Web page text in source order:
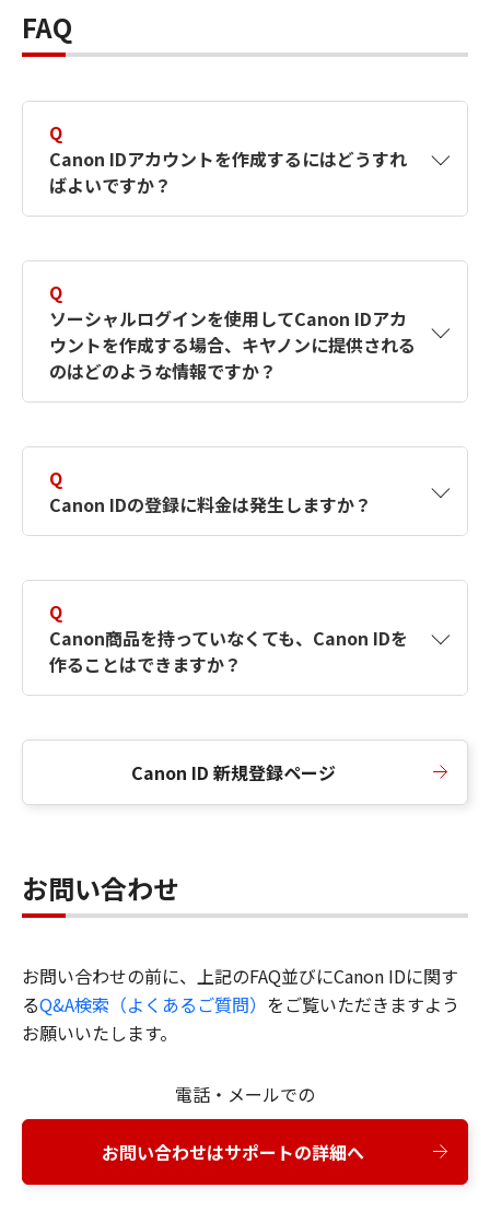
FAQ
Q
Canon IDアカウントを作成するにはどうすれ
ばよいですか？
す。詳しい作成方法は【カメラ】Canon IDとは
何ですか？Canon IDの作成方法は？をご確認く
ださい。
Q
ソーシャルログインを使用してCanon IDアカ
ウントを作成する場合、キヤノンに提供される
のはどのような情報ですか？
択したサービスから取得します。アカウントを
簡単に作成できるように、この情報を使用して
Canon IDの登録フォームを入力します。
Q
Canon IDの登録に料金は発生しますか？
Q
Canon商品を持っていなくても、Canon IDを
作ることはできますか？
Canon ID 新規登録ページ
お問い合わせ
お問い合わせの前に、上記のFAQ並びにCanon IDに関す
るQ&A検索（よくあるご質問） をご覧いただきますよう
お願いいたします。
電話・メールでの
お問い合わせはサポートの詳細へ